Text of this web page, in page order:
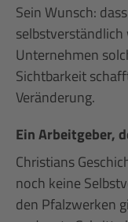
Sein Wunsch:
Unternehmen
Sichtbarkeit
Veränderung.
Ein Arbeitgeber,
Christians
noch keine
den Pfalzwerken